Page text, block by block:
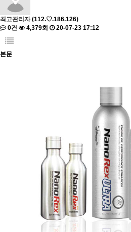
최고관리자(112.♡.186.126)
0건
4,379회 20-07-23 17:12
본문